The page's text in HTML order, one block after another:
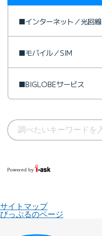
■インターネット／光回線
■モバイル／SIM
■BIGLOBEサービス
サイトマップ
びっぷるのページ